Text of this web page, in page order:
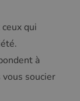
qui
à
soucier